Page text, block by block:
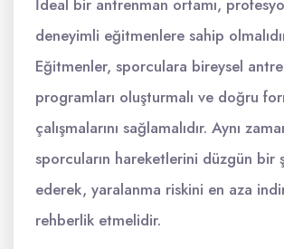
İdeal bir antrenman ortamı,
deneyimli eğitmenlere sahip
Eğitmenler, sporculara bireysel
programları oluşturmalı ve doğru
çalışmalarını sağlamalıdır. Aynı
sporcuların hareketlerini düzgün bir
ederek, yaralanma riskini en aza
rehberlik etmelidir.